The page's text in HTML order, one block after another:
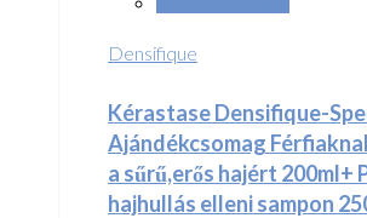
Densifique
Kérastase Densifique-
Ajándékcsomag
a sűrű,erős hajért 200ml+
hajhullás elleni sampon